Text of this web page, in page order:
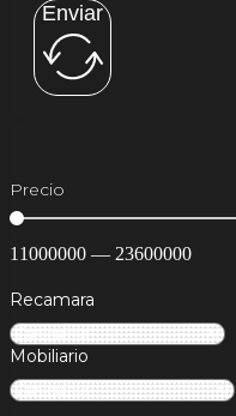
Enviar
Precio
11000000 — 23600000
Recamara
Mobiliario